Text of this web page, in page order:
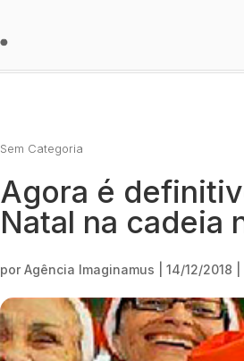
Sem Categoria
Agora é
Natal na cadeia
porAgência Imaginamus |14/12/2018